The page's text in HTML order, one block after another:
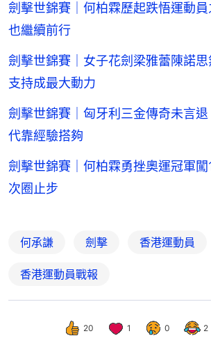
劍擊世錦賽｜何柏霖歷起跌悟運動
也繼續前行
劍擊世錦賽｜女子花劍梁雅蕾陳諾
支持成最大動力
劍擊世錦賽｜匈牙利三金傳奇未言
代靠經驗搭夠
劍擊世錦賽｜何柏霖勇挫奧運冠軍
次圈止步
何承謙 劍擊 香港運動員
香港運動員戰報
20 1 0 2